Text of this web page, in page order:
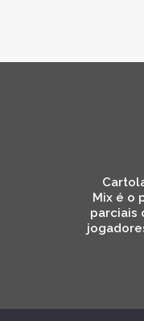
Mix é o
parciais